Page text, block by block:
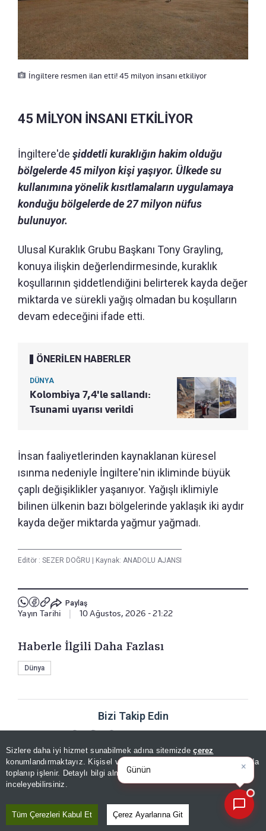
Sizlere daha iyi hizmet sunabilmek adına sitemizdeçerez
konumlandırmaktayız. Kişisel verileriniz, KVKK ve GDPR kapsamında
toplanıp işlenir. Detaylı bilgi almak içinAydınlatma Metnimizi
inceleyebilirsiniz.
Tüm Çerezleri Kabul Et Çerez Ayarlarına Git
İngiltere resmen ilan etti! 45 milyon insanı etkiliyor
45 MİLYON İNSANI ETKİLİYOR
İngiltere'de şiddetli kuraklığın hakim olduğu
bölgelerde 45 milyon kişi yaşıyor. Ülkede su
kullanımına yönelik kısıtlamaların uygulamaya
konduğu bölgelerde de 27 milyon nüfus
bulunuyor.
Ulusal Kuraklık Grubu Başkanı Tony Grayling,
konuya ilişkin değerlendirmesinde, kuraklık
koşullarının şiddetlendiğini belirterek kayda değer
miktarda ve sürekli yağış olmadan bu koşulların
devam edeceğini ifade etti.
ÖNERİLEN HABERLER
DÜNYA
Kolombiya 7,4'le sallandı:
Tsunami uyarısı verildi
İnsan faaliyetlerinden kaynaklanan küresel
ısınma nedeniyle İngiltere'nin ikliminde büyük
çaplı değişiklikler yaşanıyor. Yağışlı iklimiyle
bilinen ülkenin bazı bölgelerinde yaklaşık iki aydır
kayda değer miktarda yağmur yağmadı.
Editör : SEZER DOĞRU Kaynak: ANADOLU AJANSI
Paylaş
Yayın Tarihi 10 Ağustos, 2026 - 21:22
Haberle İlgili Daha Fazlası
Dünya
Bizi Takip Edin
YORUMLAR
Günün spor, gündem ve
ekonomi gelişmelerini analiz e